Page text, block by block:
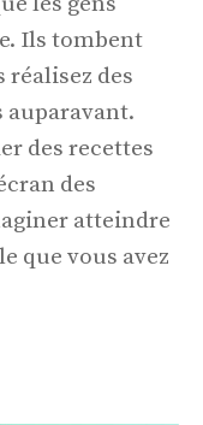
Ils tombent
réalisez des
auparavant.
des recettes
des
atteindre
que vous avez